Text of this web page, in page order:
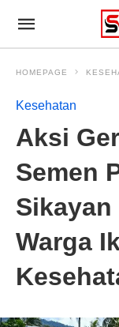
HOMEPAGE
Kesehatan
Aksi
Semen
Sikayan
Warga